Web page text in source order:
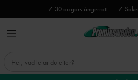
✓ 30 dagars ångerrätt ✓